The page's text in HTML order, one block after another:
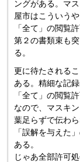
ングがある。マ
屋市はこういうや
「全て」の閲覧
第２の書類束も
る。
更に待たされる
ある。精細な記
「全て」の閲覧
なので、マスキ
葉足らずで伝わ
「誤解を与えた
ある。
じゃあ全部許可